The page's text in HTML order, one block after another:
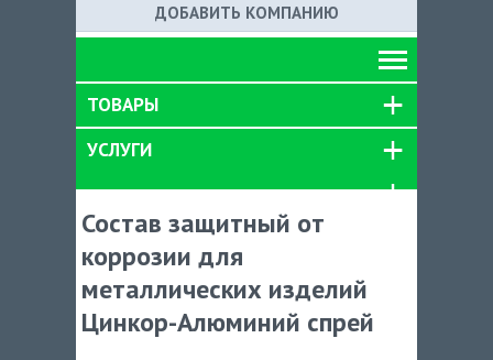
ДОБАВИТЬ КОМПАНИЮ
ТОВАРЫ
УСЛУГИ
Состав защитный от
коррозии для
металлических изделий
Цинкор-Алюминий спрей